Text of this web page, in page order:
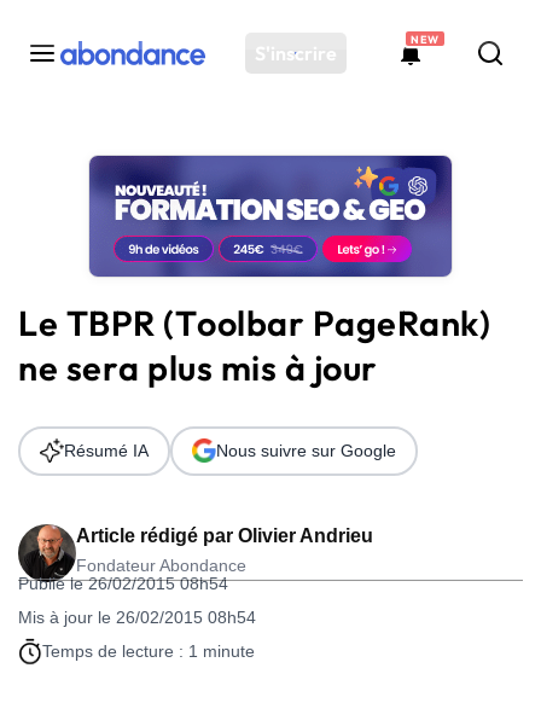
S'inscrire
NEW
Toutes les actus
Actus SEO
Plateforme
Solutions
Ressources
Audit SEO
Le TBPR (Toolbar PageRank)
ne sera plus mis à jour
Article rédigé par Olivier Andrieu
Fondateur Abondance
Publié le 26/02/2015 08h54
Mis à jour le 26/02/2015 08h54
Temps de lecture : 1 minute
Résumé IA Nous suivre sur Google